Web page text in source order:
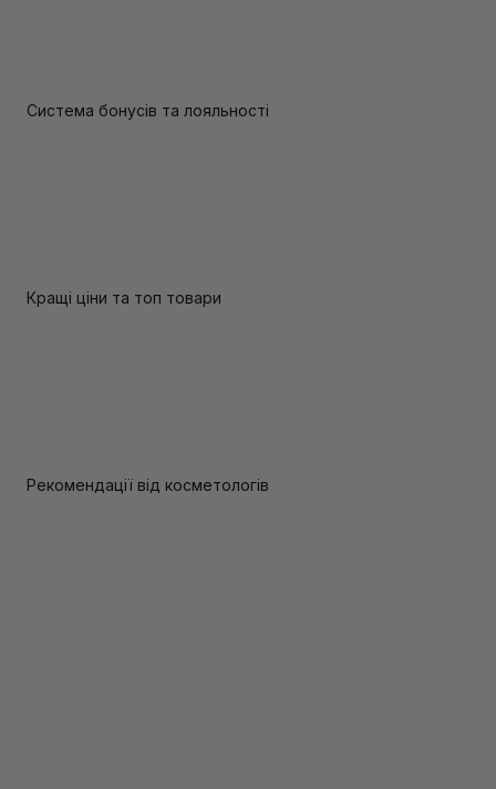
Система бонусів та лояльності
Кращі ціни та топ товари
Рекомендації від косметологів